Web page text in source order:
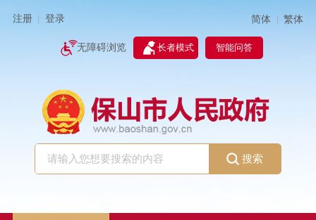
注册 登录 简体 | 繁体
无障碍浏览 长者模式 智能问答
搜索